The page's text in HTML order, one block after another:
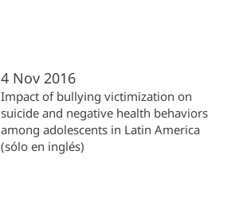
4 Nov 2016
Impact of bullying victimization on
suicide and negative health behaviors
among adolescents in Latin America
(sólo en inglés)